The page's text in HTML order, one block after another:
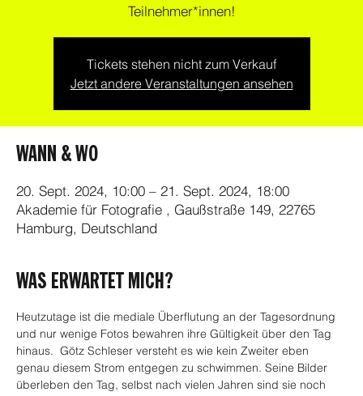
Teilnehmer*innen!
Tickets stehen nicht zum Verkauf
Jetzt andere Veranstaltungen ansehen
WANN & WO
20. Sept. 2024, 10:00 – 21. Sept. 2024, 18:00
Akademie für Fotografie , Gaußstraße 149, 22765
Hamburg, Deutschland
WAS ERWARTET MICH?
Heutzutage ist die mediale Überflutung an der Tagesordnung
und nur wenige Fotos bewahren ihre Gültigkeit über den Tag
hinaus.  Götz Schleser versteht es wie kein Zweiter eben
genau diesem Strom entgegen zu schwimmen. Seine Bilder
überleben den Tag, selbst nach vielen Jahren sind sie noch